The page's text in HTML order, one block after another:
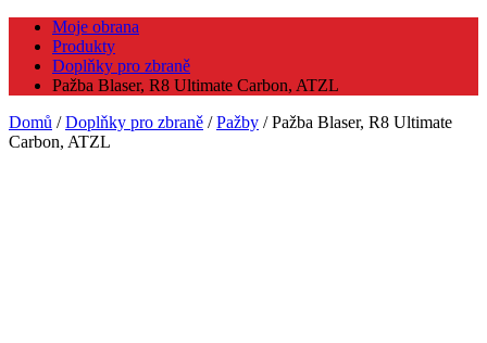
Moje obrana
Produkty
Doplňky pro zbraně
Pažba Blaser, R8 Ultimate Carbon, ATZL
Domů /Doplňky pro zbraně /Pažby / Pažba Blaser, R8 Ultimate
Carbon, ATZL